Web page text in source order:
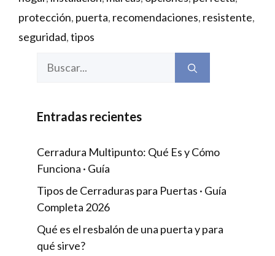
protección, puerta, recomendaciones, resistente,
seguridad,tipos
Entradas recientes
Cerradura Multipunto: Qué Es y Cómo
Funciona · Guía
Tipos de Cerraduras para Puertas · Guía
Completa 2026
Qué es el resbalón de una puerta y para
qué sirve?